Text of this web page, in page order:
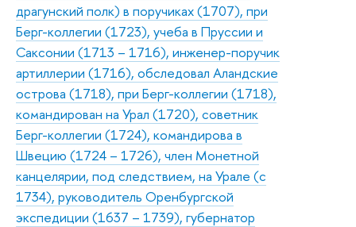
драгунский полк) в поручиках (1707), при
Берг-коллегии (1723), учеба в Пруссии и
Саксонии (1713 – 1716), инженер-поручик
артиллерии (1716), обследовал Аландские
острова (1718), при Берг-коллегии (1718),
командирован на Урал (1720), советник
Берг-коллегии (1724), командирова в
Швецию (1724 – 1726), член Монетной
канцелярии, под следствием, на Урале (с
1734), руководитель Оренбургской
экспедиции (1637 – 1739), губернатор